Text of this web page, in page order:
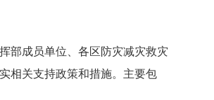
部成员单位、各区防灾减灾救灾
相关支持政策和措施。主要包